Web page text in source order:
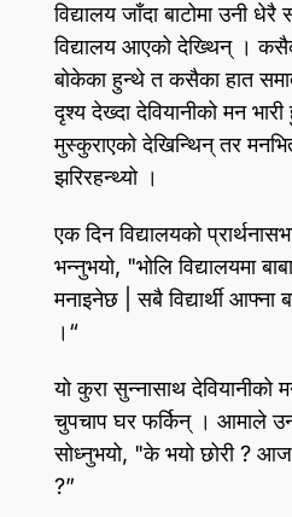
विद्यालय जाँदा बाटोमा उनी धेरै
विद्यालय आएको देख्थिन्‌ ।
बोकेका हुन्थे त कसैका हात
दृश्य देख्दा देवियानीको मन भारी
मुस्कुराएको देखिन्थिन्‌ तर
झरिरहन्थ्यो ।
एक दिन विद्यालयको
भन्नुभयो, "भोलि विद्यालयमा
मनाइनेछ | सबै विद्यार्थी आफ्ना
।“
यो कुरा सुन्नासाथ देवियानीको
चुपचाप घर फर्किन्‌ । आमाले
सोध्नुभयो, "के भयो छोरी ?
?”